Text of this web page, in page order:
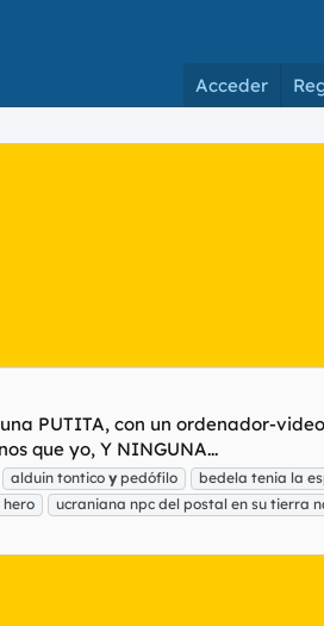
Acceder
PUTITA, con un ordenador-
que yo, Y NINGUNA...
alduin tontico y pedófilo
bedela tenia la
ucraniana npc del postal en su tierra